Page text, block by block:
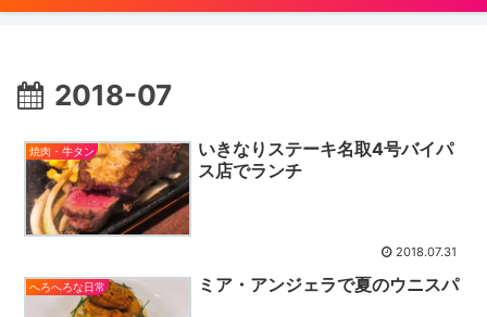
2018-07
焼肉・牛タン
いきなりステーキ名取4号バイパ
ス店でランチ
2018.07.31
へろへろな日常 ミア・アンジェラで夏のウニスパ